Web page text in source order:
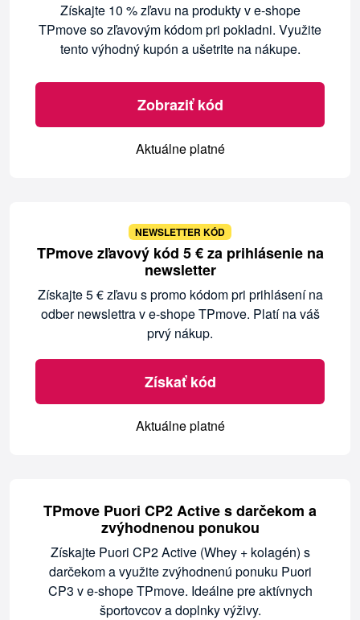
Získajte 10 % zľavu na produkty v e-shope
TPmove so zľavovým kódom pri pokladni. Využite
tento výhodný kupón a ušetrite na nákupe.
Zobraziť kód
Aktuálne platné
NEWSLETTER KÓD
TPmove zľavový kód 5 € za prihlásenie na
newsletter
Získajte 5 € zľavu s promo kódom pri prihlásení na
odber newslettra v e-shope TPmove. Platí na váš
prvý nákup.
Získať kód
Aktuálne platné
TPmove Puori CP2 Active s darčekom a
zvýhodnenou ponukou
Získajte Puori CP2 Active (Whey + kolagén) s
darčekom a využite zvýhodnenú ponuku Puori
CP3 v e-shope TPmove. Ideálne pre aktívnych
športovcov a doplnky výživy.